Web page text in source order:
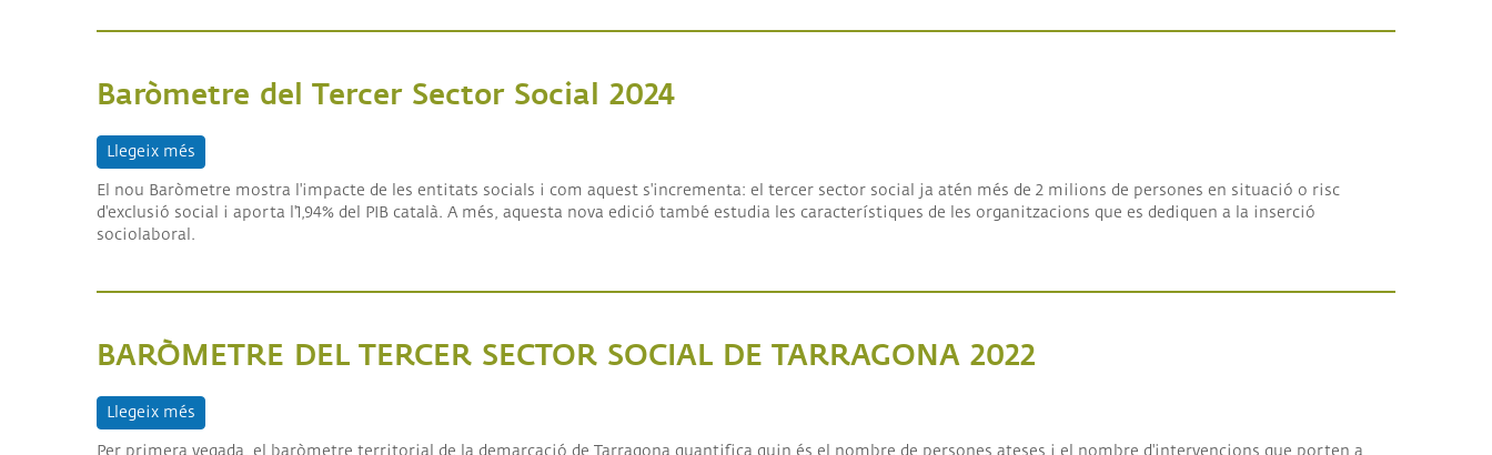
SOM
SOM
COL·LABORADORS
Baròmetre del Tercer Sector Social 2024
Llegeix més
El nou Baròmetre mostra l'impacte de les entitats socials i com aquest s'incrementa: el tercer sector social ja atén més de 2 milions de persones en situació o risc
d'exclusió social i aporta l'1,94% del PIB català. A més, aquesta nova edició també estudia les característiques de les organitzacions que es dediquen a la inserció
sociolaboral.
BARÒMETRE DEL TERCER SECTOR SOCIAL DE TARRAGONA 2022
Llegeix més
Per primera vegada, el baròmetre territorial de la demarcació de Tarragona quantifica quin és el nombre de persones ateses i el nombre d'intervencions que porten a